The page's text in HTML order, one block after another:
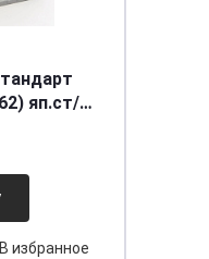
яп.ст/
В избранное